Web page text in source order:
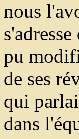
nous
pu
de ses
qui
dans